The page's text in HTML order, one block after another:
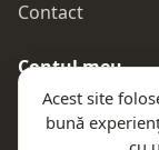
Contact
Contul meu
Autentificare
Comenzile mele
Acest site
bună